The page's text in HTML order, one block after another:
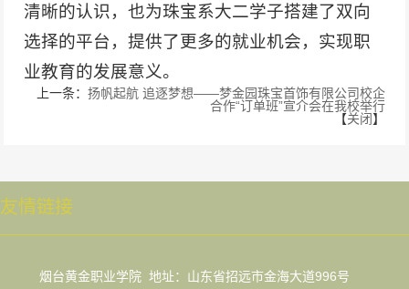
清晰的认识，也为珠宝系大二学子搭建了双向
选择的平台，提供了更多的就业机会，实现职
业教育的发展意义。
上一条： 扬帆起航 追逐梦想——梦金园珠宝首饰有限公司校企
合作“订单班”宣介会在我校举行
【关闭】
友情链接
烟台黄金职业学院 地址：山东省招远市金海大道996号